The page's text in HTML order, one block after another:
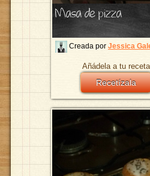
Masa de pizza
Creada por Jessica
Añádela a tu
Recetízala